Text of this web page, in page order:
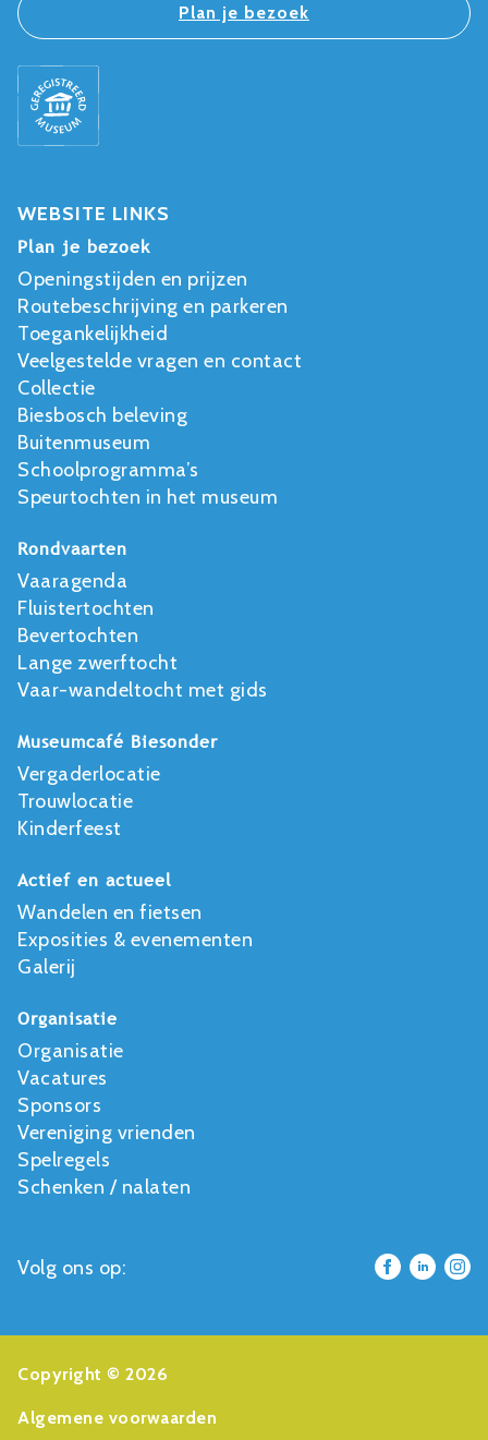
Plan je bezoek
WEBSITE LINKS
Plan je bezoek
Openingstijden en prijzen
Routebeschrijving en parkeren
Toegankelijkheid
Veelgestelde vragen en contact
Collectie
Biesbosch beleving
Buitenmuseum
Schoolprogramma’s
Speurtochten in het museum
Rondvaarten
Vaaragenda
Fluistertochten
Bevertochten
Lange zwerftocht
Vaar-wandeltocht met gids
Museumcafé Biesonder
Vergaderlocatie
Trouwlocatie
Kinderfeest
Actief en actueel
Wandelen en fietsen
Exposities & evenementen
Galerij
Organisatie
Organisatie
Vacatures
Sponsors
Vereniging vrienden
Spelregels
Schenken / nalaten
Volg ons op:
Copyright © 2026
Algemene voorwaarden